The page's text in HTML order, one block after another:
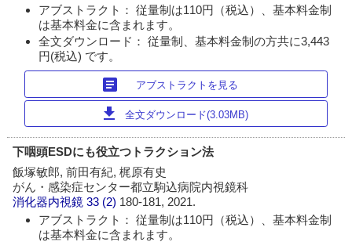
アブストラクト： 従量制は110円（税込）、基本料金制
は基本料金に含まれます。
全文ダウンロード： 従量制、基本料金制の方共に3,443
円(税込) です。
article アブストラクトを見る
download 全文ダウンロード(3.03MB)
下咽頭ESDにも役立つトラクション法
飯塚敏郎, 前田有紀, 梶原有史
がん・感染症センター都立駒込病院内視鏡科
消化器内視鏡 33 (2) 180-181, 2021.
アブストラクト： 従量制は110円（税込）、基本料金制
は基本料金に含まれます。